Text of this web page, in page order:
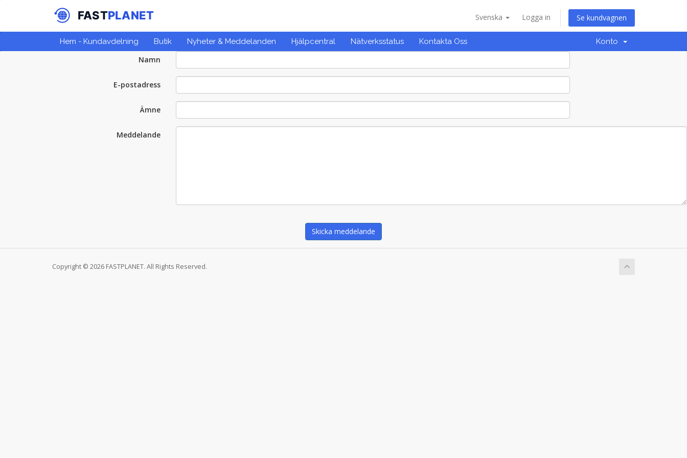
Svenska Logga in Se kundvagnen
Hem - Kundavdelning Butik Nyheter & Meddelanden Hjälpcentral Nätverksstatus Kontakta Oss Konto
Namn
E-postadress
Ämne
Meddelande
Skicka meddelande
Copyright © 2026 FASTPLANET. All Rights Reserved.